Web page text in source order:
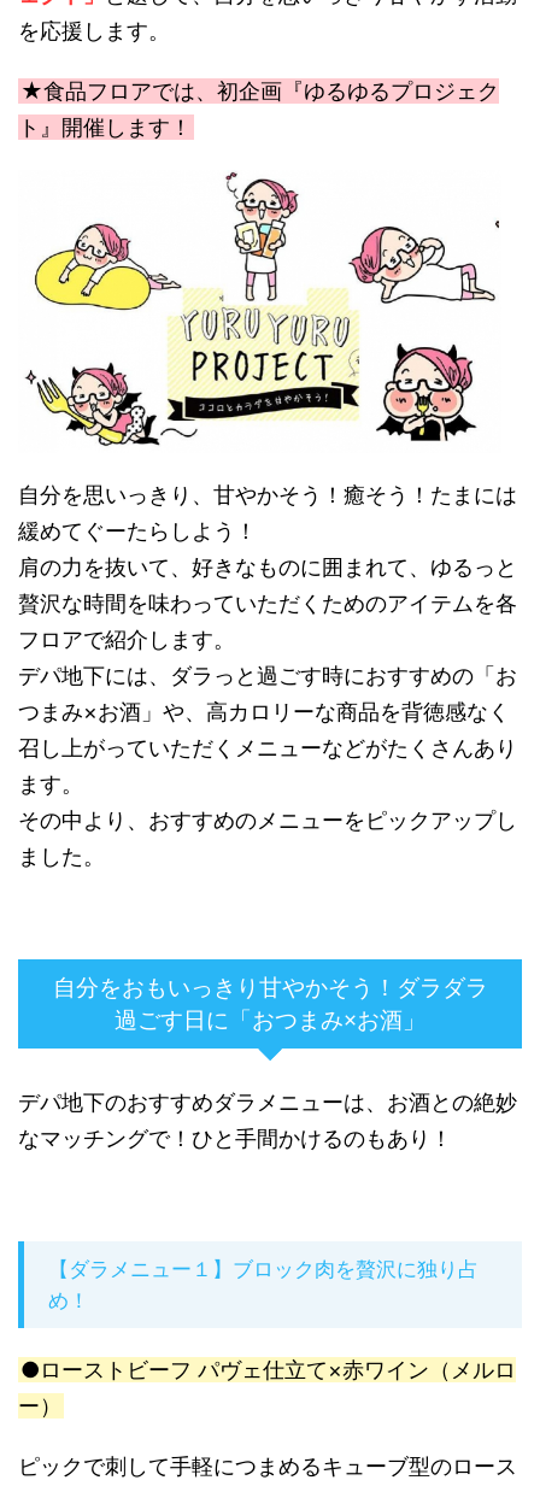
を応援します。
★食品フロアでは、初企画『ゆるゆるプロジェク
ト』開催します！
自分を思いっきり、甘やかそう！癒そう！たまには
緩めてぐーたらしよう！
肩の力を抜いて、好きなものに囲まれて、ゆるっと
贅沢な時間を味わっていただくためのアイテムを各
フロアで紹介します。
デパ地下には、ダラっと過ごす時におすすめの「お
つまみ×お酒」や、高カロリーな商品を背徳感なく
召し上がっていただくメニューなどがたくさんあり
ます。
その中より、おすすめのメニューをピックアップし
ました。
自分をおもいっきり甘やかそう！ダラダラ
過ごす日に「おつまみ×お酒」
デパ地下のおすすめダラメニューは、お酒との絶妙
なマッチングで！ひと手間かけるのもあり！
【ダラメニュー１】ブロック肉を贅沢に独り占
め！
●ローストビーフ パヴェ仕立て×赤ワイン（メルロ
ー）
ピックで刺して手軽につまめるキューブ型のロース